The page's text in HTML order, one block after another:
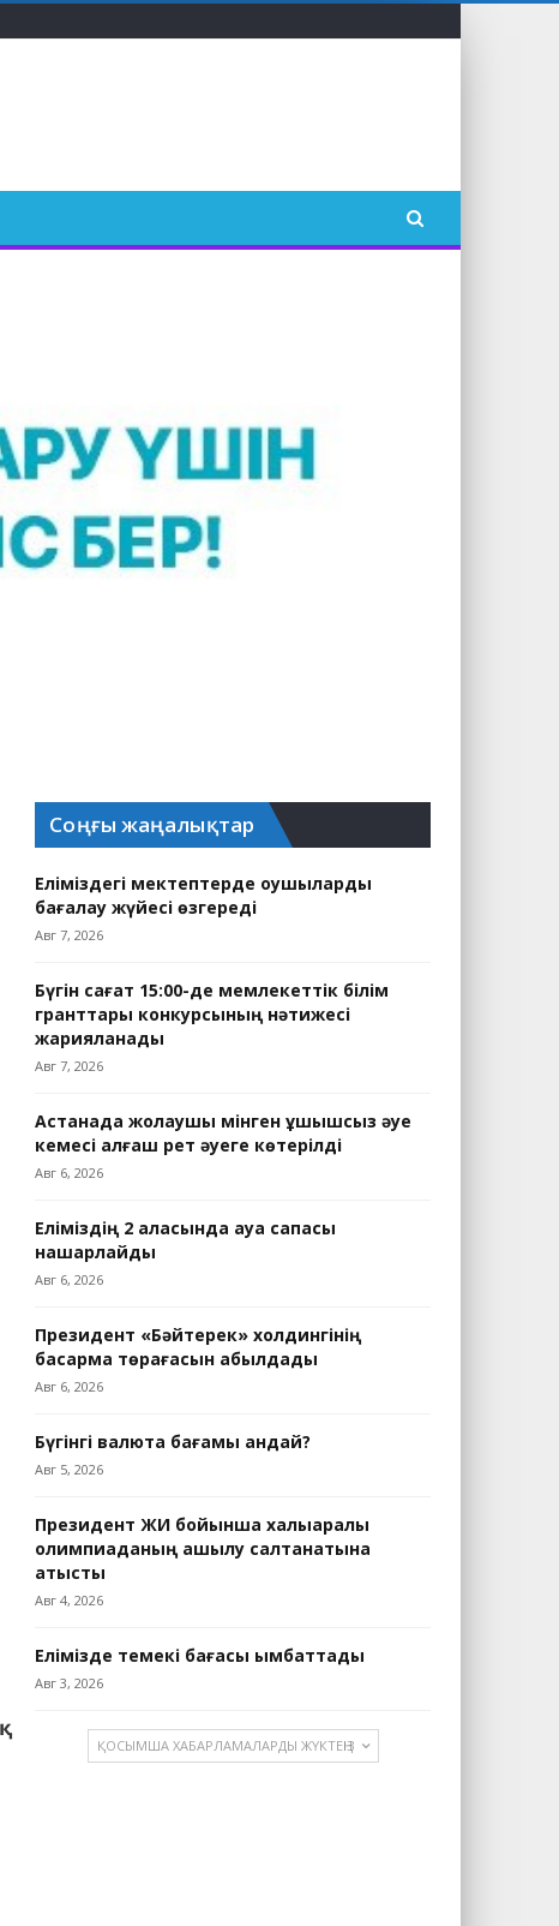
Соңғы жаңалықтар
Еліміздегі мектептерде оқушыларды
бағалау жүйесі өзгереді
Авг 7, 2026
Бүгін сағат 15:00-де мемлекеттік білім
гранттары конкурсының нәтижесі
жарияланады
Авг 7, 2026
Астанада жолаушы мінген ұшқышсыз әуе
кемесі алғаш рет әуеге көтерілді
Авг 6, 2026
Еліміздің 2 қаласында ауа сапасы
нашарлайды
Авг 6, 2026
Президент «Бәйтерек» холдингінің
басқарма төрағасын қабылдады
Авг 6, 2026
Бүгінгі валюта бағамы қандай?
Авг 5, 2026
Президент ЖИ бойынша халықаралық
олимпиаданың ашылу салтанатына
қатысты
Авг 4, 2026
Елімізде темекі бағасы қымбаттады
Авг 3, 2026
ҚОСЫМША ХАБАРЛАМАЛАРДЫ ЖҮКТЕҢІЗ